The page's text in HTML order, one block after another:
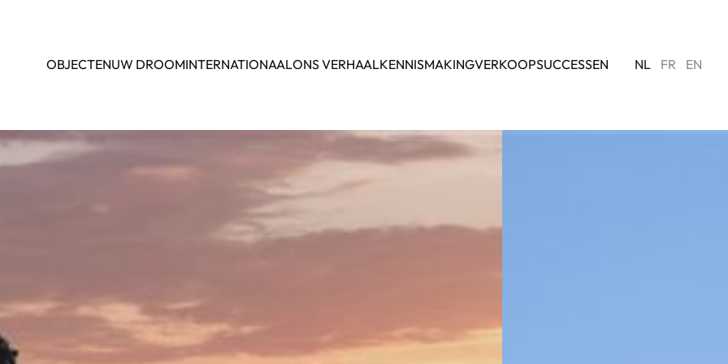
OBJECTENUW DROOMINTERNATIONAALONS VERHAALKENNISMAKINGVERKOOPSUCCESSEN NL FR EN